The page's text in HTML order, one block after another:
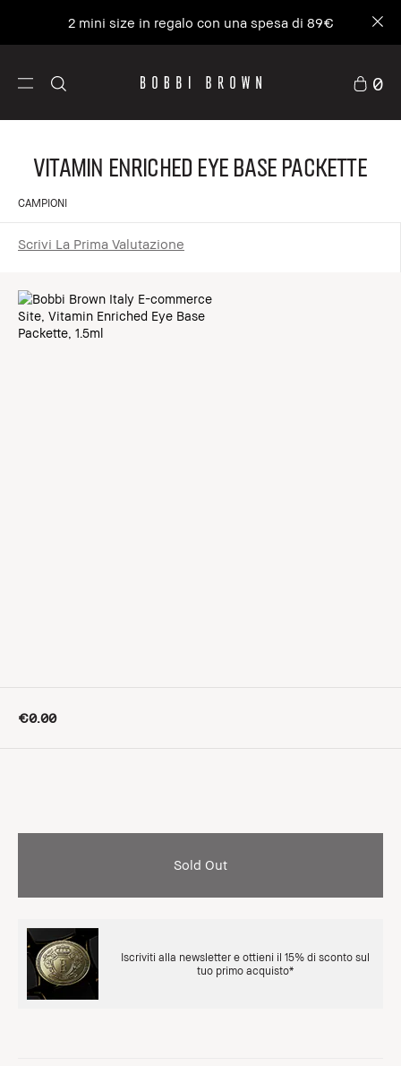
2 mini size in regalo con una spesa di 89€
0
Vitamin Enriched Eye Base Packette
CAMPIONI
Scrivi La Prima Valutazione
€0.00
Sold Out
Iscriviti alla newsletter e ottieni il 15% di sconto sul
tuo primo acquisto*